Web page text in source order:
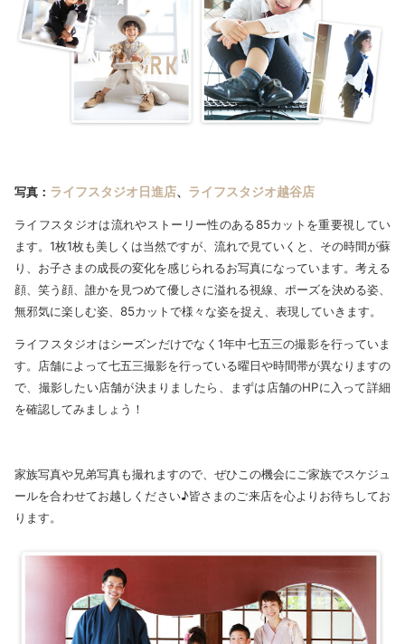
写真： ライフスタジオ日進店、 ライフスタジオ越谷店
ライフスタジオは流れやストーリー性のある85カットを重要視してい
ます。1枚1枚も美しくは当然ですが、流れで見ていくと、その時間が蘇
り、お子さまの成長の変化を感じられるお写真になっています。考える
顔、笑う顔、誰かを見つめて優しさに溢れる視線、ポーズを決める姿、
無邪気に楽しむ姿、85カットで様々な姿を捉え、表現していきます。
ライフスタジオはシーズンだけでなく1年中七五三の撮影を行っていま
す。店舗によって七五三撮影を行っている曜日や時間帯が異なりますの
で、撮影したい店舗が決まりましたら、まずは店舗のHPに入って詳細
を確認してみましょう！
家族写真や兄弟写真も撮れますので、ぜひこの機会にご家族でスケジュ
ールを合わせてお越しください♪皆さまのご来店を心よりお待ちしてお
ります。